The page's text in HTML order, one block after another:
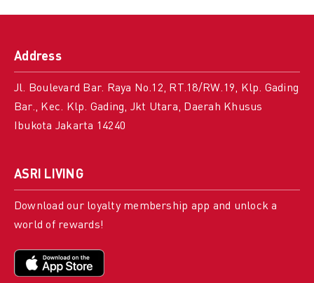
Address
Jl. Boulevard Bar. Raya No.12, RT.18/RW.19, Klp. Gading
Bar., Kec. Klp. Gading, Jkt Utara, Daerah Khusus
Ibukota Jakarta 14240
ASRI LIVING
Download our loyalty membership app and unlock a
world of rewards!